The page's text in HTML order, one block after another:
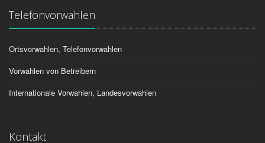
Telefonvorwahlen
Ortsvorwahlen, Telefonvorwahlen
Vorwahlen von Betreibern
Internationale Vorwahlen, Landesvorwahlen
Kontakt